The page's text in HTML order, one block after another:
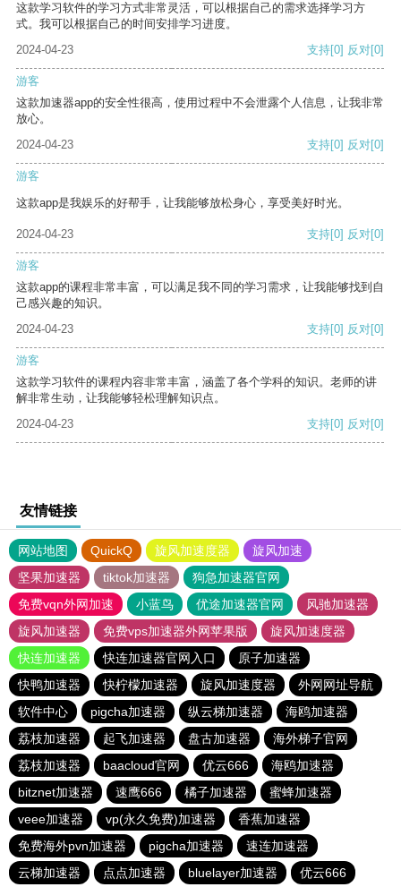
这款学习软件的学习方式非常灵活，可以根据自己的需求选择学习方
式。我可以根据自己的时间安排学习进度。
2024-04-23
支持[0] 反对[0]
游客
这款加速器app的安全性很高，使用过程中不会泄露个人信息，让我非常
放心。
2024-04-23
支持[0] 反对[0]
游客
这款app是我娱乐的好帮手，让我能够放松身心，享受美好时光。
2024-04-23 支持[0] 反对[0]
游客
这款app的课程非常丰富，可以满足我不同的学习需求，让我能够找到自
己感兴趣的知识。
2024-04-23
支持[0] 反对[0]
游客
这款学习软件的课程内容非常丰富，涵盖了各个学科的知识。老师的讲
解非常生动，让我能够轻松理解知识点。
2024-04-23
支持[0] 反对[0]
友情链接
网站地图 QuickQ 旋风加速度器
旋风加速
坚果加速器
tiktok加速器
狗急加速器官网
免费vqn外网加速
小蓝鸟 优途加速器官网
风驰加速器
旋风加速器
免费vps加速器外网苹果版
旋风加速度器
快连加速器
快连加速器官网入口
原子加速器
快鸭加速器
快柠檬加速器 旋风加速度器
外网网址导航
软件中心
pigcha加速器 纵云梯加速器
海鸥加速器
荔枝加速器
起飞加速器 盘古加速器
海外梯子官网
荔枝加速器
baacloud官网 优云666
海鸥加速器
bitznet加速器
速鹰666 橘子加速器
蜜蜂加速器
veee加速器
vp(永久免费)加速器
香蕉加速器
免费海外pvn加速器
pigcha加速器
速连加速器
云梯加速器
点点加速器 bluelayer加速器 优云666